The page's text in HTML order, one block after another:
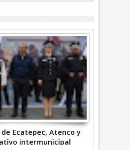
Ecatepec, Atenco y
intermunicipal